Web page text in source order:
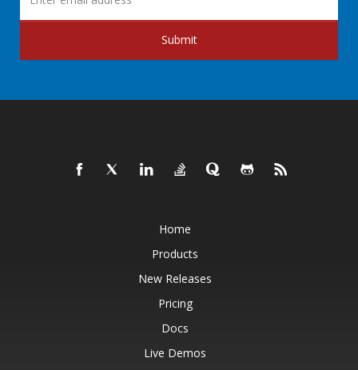
Submit
Home
Products
New Releases
Pricing
Docs
Live Demos